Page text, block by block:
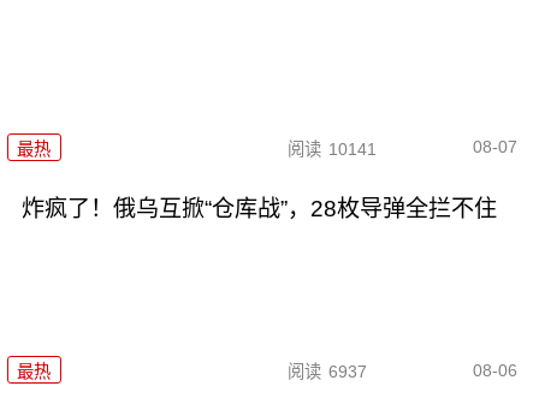
最热 阅读 10141 08-07
炸疯了！俄乌互掀“仓库战”，28枚导弹全拦不住
最热 阅读 6937 08-06